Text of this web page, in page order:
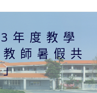
年度教學
師暑假共
」